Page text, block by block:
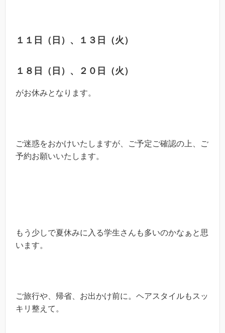
１１日（日）、１３日（火）
１８日（日）、２０日（火）
がお休みとなります。
ご迷惑をおかけいたしますが、ご予定ご確認の上、ご
予約お願いいたします。
もう少しで夏休みに入る学生さんも多いのかなぁと思
います。
ご旅行や、帰省、お出かけ前に。ヘアスタイルもスッ
キリ整えて。